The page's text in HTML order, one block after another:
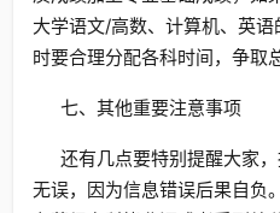
大学语文/高数、计算机、英
时要合理分配各科时间，争取
七、其他重要注意事项
还有几点要特别提醒大家
无误，因为信息错误后果自负